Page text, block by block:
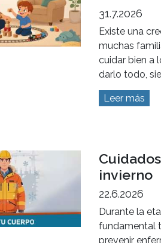
de
autónoma
web. Hacé
momento que
moverte de
Leer más
31.7.2026
muchas
cuidar bien a
darlo todo,